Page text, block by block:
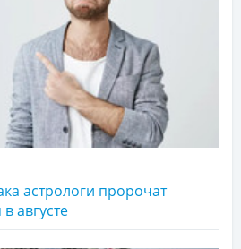
астрологи пророчат
августе